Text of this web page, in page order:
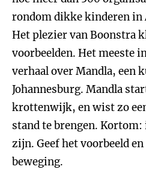
rondom dikke kinderen in
Het plezier van Boonstra
voorbeelden. Het meeste
verhaal over Mandla, een
Johannesburg. Mandla
krottenwijk, en wist zo
stand te brengen. Kortom:
zijn. Geef het voorbeeld
beweging.